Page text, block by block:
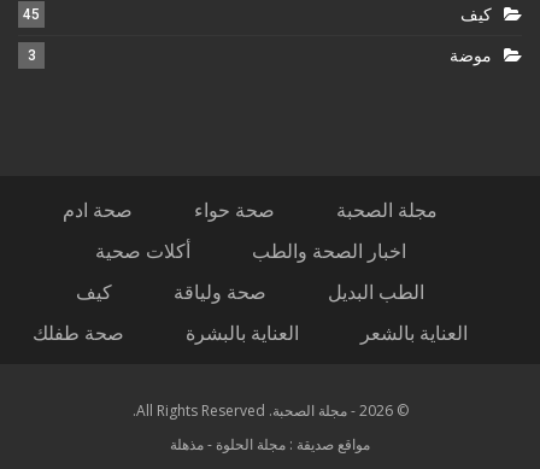
كيف 45
موضة 3
مجلة الصحبة صحة حواء
صحة ادم
اخبار الصحة والطب
أكلات صحية
الطب البديل
صحة ولياقة
كيف
العناية بالشعر
العناية بالبشرة صحة طفلك
© 2026 - مجلة الصحبة. All Rights Reserved.
مواقع صديقة : مجلة الحلوة -مذهلة